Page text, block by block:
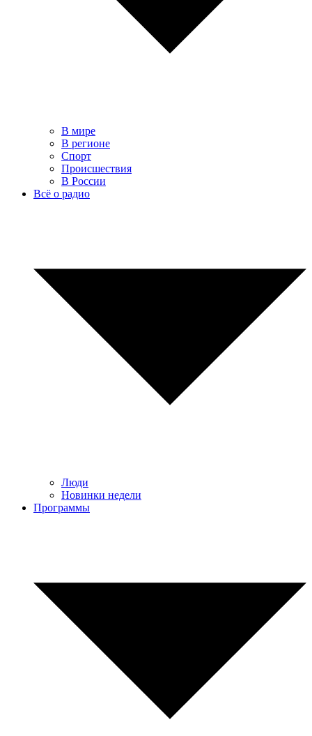
В мире
В регионе
Спорт
Происшествия
В России
Всё о радио
Люди
Новинки недели
Программы